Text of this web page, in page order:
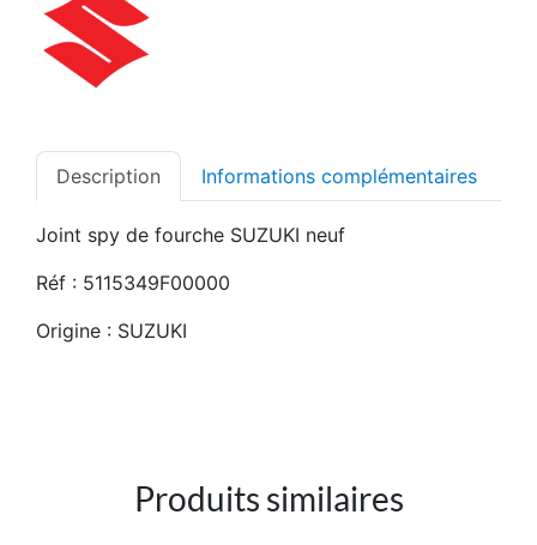
Description Informations complémentaires
Joint spy de fourche SUZUKI neuf
Réf : 5115349F00000
Origine : SUZUKI
Produits similaires